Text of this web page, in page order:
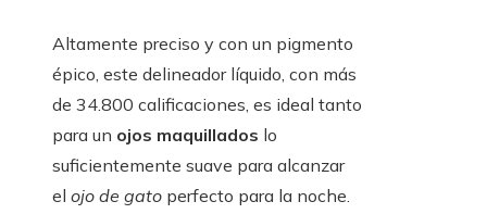
Altamente preciso y con un pigmento
épico, este delineador líquido, con más
de 34.800 calificaciones, es ideal tanto
para un ojos maquillados lo
suficientemente suave para alcanzar
el ojo de gato perfecto para la noche.